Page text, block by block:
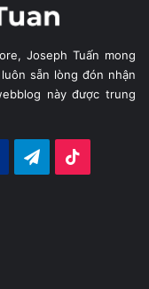
Joseph Tuấn mong
sẵn lòng đón nhận
này được trung
Telegram